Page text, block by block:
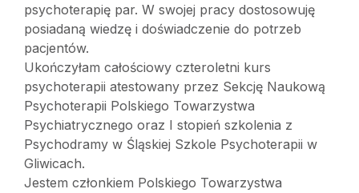
psychoterapię par. W swojej pracy dostosowuję
posiadaną wiedzę i doświadczenie do potrzeb
pacjentów.
Ukończyłam całościowy czteroletni kurs
psychoterapii atestowany przez Sekcję Naukową
Psychoterapii Polskiego Towarzystwa
Psychiatrycznego oraz I stopień szkolenia z
Psychodramy w Śląskiej Szkole Psychoterapii w
Gliwicach.
Jestem członkiem Polskiego Towarzystwa